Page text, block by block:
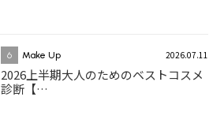
6 Make Up 2026.07.11
2026上半期大人のためのベストコスメ
診断【…